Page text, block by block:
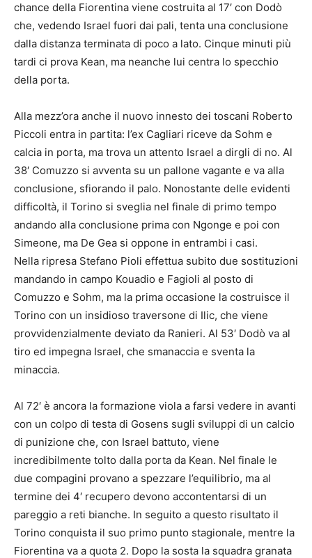
chance della Fiorentina viene costruita al 17′ con Dodò
che, vedendo Israel fuori dai pali, tenta una conclusione
dalla distanza terminata di poco a lato. Cinque minuti più
tardi ci prova Kean, ma neanche lui centra lo specchio
della porta.
Alla mezz’ora anche il nuovo innesto dei toscani Roberto
Piccoli entra in partita: l’ex Cagliari riceve da Sohm e
calcia in porta, ma trova un attento Israel a dirgli di no. Al
38′ Comuzzo si avventa su un pallone vagante e va alla
conclusione, sfiorando il palo. Nonostante delle evidenti
difficoltà, il Torino si sveglia nel finale di primo tempo
andando alla conclusione prima con Ngonge e poi con
Simeone, ma De Gea si oppone in entrambi i casi.
Nella ripresa Stefano Pioli effettua subito due sostituzioni
mandando in campo Kouadio e Fagioli al posto di
Comuzzo e Sohm, ma la prima occasione la costruisce il
Torino con un insidioso traversone di Ilic, che viene
provvidenzialmente deviato da Ranieri. Al 53′ Dodò va al
tiro ed impegna Israel, che smanaccia e sventa la
minaccia.
Al 72′ è ancora la formazione viola a farsi vedere in avanti
con un colpo di testa di Gosens sugli sviluppi di un calcio
di punizione che, con Israel battuto, viene
incredibilmente tolto dalla porta da Kean. Nel finale le
due compagini provano a spezzare l’equilibrio, ma al
termine dei 4′ recupero devono accontentarsi di un
pareggio a reti bianche. In seguito a questo risultato il
Torino conquista il suo primo punto stagionale, mentre la
Fiorentina va a quota 2. Dopo la sosta la squadra granata